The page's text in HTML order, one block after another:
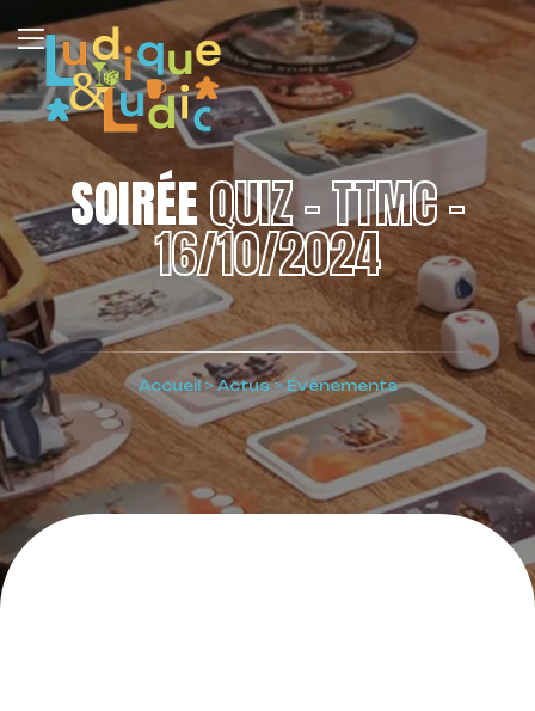
SOIRÉEQUIZ – TTMC –
16/10/2024
Accueil>Actus>Évènements